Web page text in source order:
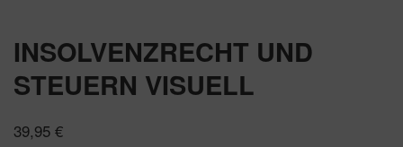
INSOLVENZRECHT UND
STEUERN VISUELL
39,95 €